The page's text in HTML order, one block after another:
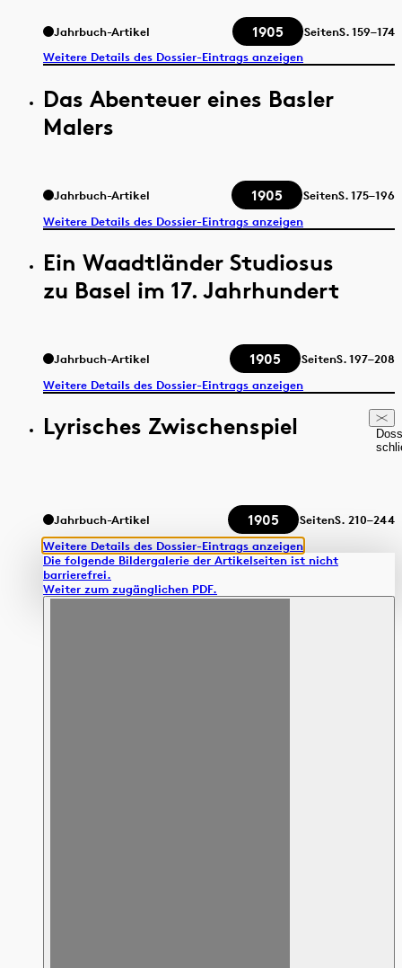
Jahrbuch-Artikel 1905 SeitenS.159–174
Weitere Details des Dossier-Eintrags anzeigen
Das Abenteuer eines Basler
Malers
Jahrbuch-Artikel 1905 SeitenS.175–196
Weitere Details des Dossier-Eintrags anzeigen
Ein Waadtländer Studiosus
zu Basel im 17. Jahrhundert
Jahrbuch-Artikel 1905 SeitenS.197–208
Weitere Details des Dossier-Eintrags anzeigen
Lyrisches Zwischenspiel
Jahrbuch-Artikel 1905 SeitenS. 210–244
Weitere Details des Dossier-Eintrags anzeigen
Die folgende Bildergalerie der Artikelseiten ist nicht
barrierefrei.
Weiter zum zugänglichen PDF.